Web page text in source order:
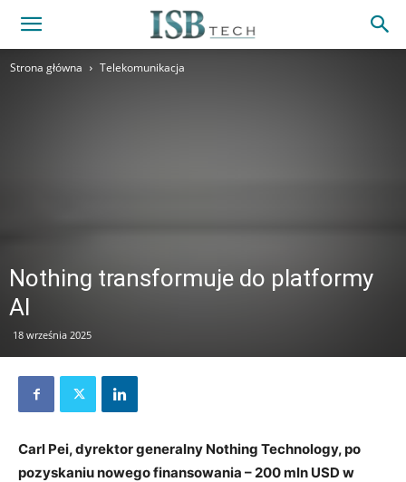
Strona główna Telekomunikacja
Nothing transformuje do platformy
AI
18 września 2025
Carl Pei, dyrektor generalny Nothing Technology, po
pozyskaniu nowego finansowania – 200 mln USD w